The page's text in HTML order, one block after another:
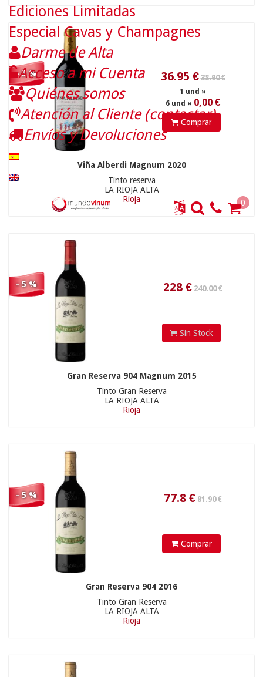
- 5 %
Comprar
Viña Alberdi Magnum 2020
Tinto reserva
LA RIOJA ALTA
Rioja
- 5 %
Sin Stock
Gran Reserva 904 Magnum 2015
Tinto Gran Reserva
LA RIOJA ALTA
Rioja
- 5 %
77.8€
Comprar
Gran Reserva 904 2016
Tinto Gran Reserva
LA RIOJA ALTA
Rioja
Ediciones Limitadas
Especial Cavas y Champagnes
Darme de Alta
Acceso a mi Cuenta
Quiénes somos
Atención al Cliente (contactar)
Envíos y Devoluciones
0